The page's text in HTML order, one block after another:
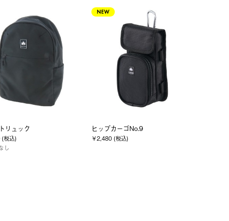
リュック
税込)
し
NEW
ヒップカーゴNo.9
￥2,480 (税込)